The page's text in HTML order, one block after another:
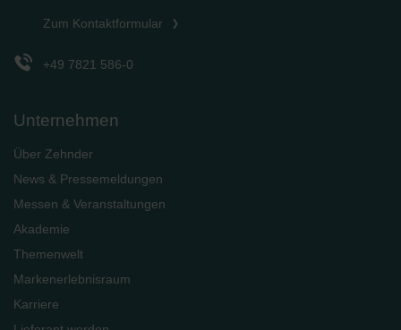
Zum Kontaktformular
+49 7821 586-0
Unternehmen
Über Zehnder
News & Pressemeldungen
Messen & Veranstaltungen
Akademie
Themenwelt
Markenerlebnisraum
Karriere